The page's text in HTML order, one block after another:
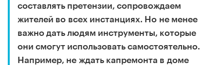
составлять претензии, сопровождаем
жителей во всех инстанциях. Но не менее
важно дать людям инструменты, которые
они смогут использовать самостоятельно.
Например, не ждать капремонта в доме